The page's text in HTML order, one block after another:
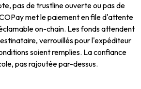
pas de trustline ouverte ou pas de
met le paiement en file d'attente
on-chain. Les fonds attendent
verrouillés pour l'expéditeur
soient remplies. La confiance
pas rajoutée par-dessus.